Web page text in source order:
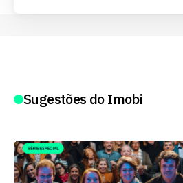
Sugestões do Imobi